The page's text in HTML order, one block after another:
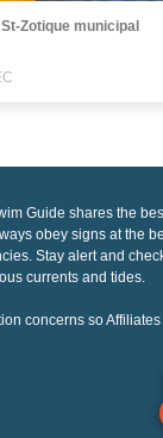
Zotique municipal
Guide shares the
obey signs at the
Stay alert and
currents and tides.
concerns so